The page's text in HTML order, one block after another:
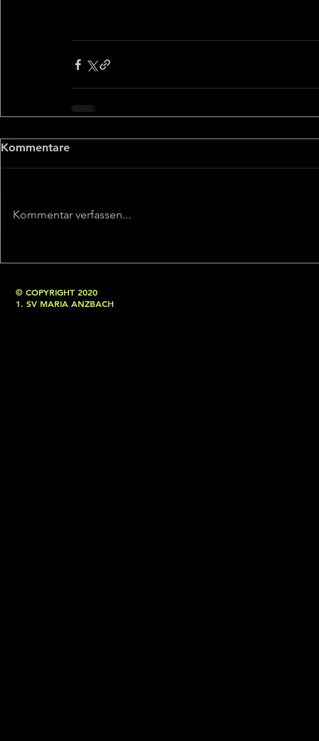
Kommentare
Kommentar verfassen...
© COPYRIGHT 2020
1. SV MARIA ANZBACH